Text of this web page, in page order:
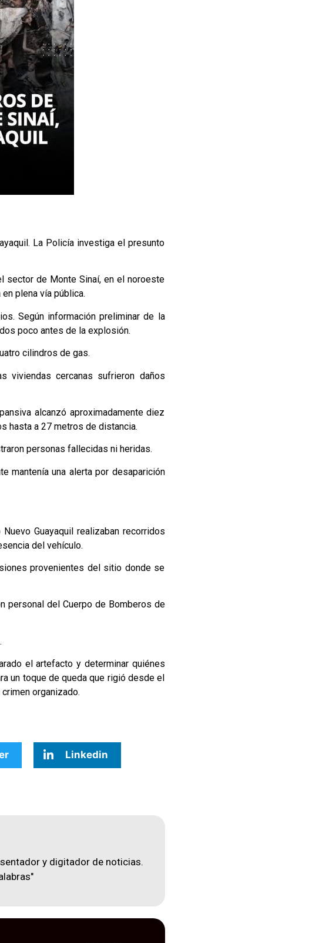
La Policía investiga el presunto
sector de Monte Sinaí, en el noroeste
plena vía pública.
Según información preliminar de la
poco antes de la explosión.
cilindros de gas.
viviendas cercanas sufrieron daños
alcanzó aproximadamente diez
hasta a 27 metros de distancia.
personas fallecidas ni heridas.
mantenía una alerta por desaparición
Guayaquil realizaban recorridos
del vehículo.
provenientes del sitio donde se
personal del Cuerpo de Bomberos de
el artefacto y determinar quiénes
un toque de queda que rigió desde el
organizado.
Linkedin
y digitador de noticias.